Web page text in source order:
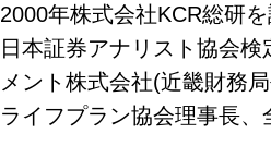
2000年株式会社KCR総研
日本証券アナリスト協会
メント株式会社(近畿財務
ライフプラン協会理事長